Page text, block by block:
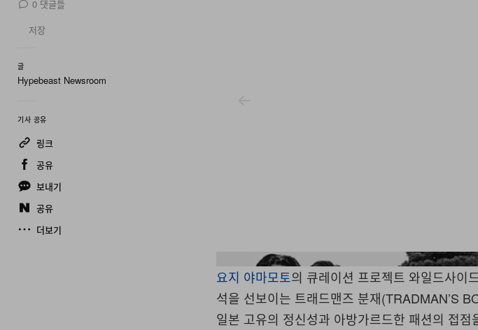
0 댓글들
저장
글
Hypebeast Newsroom
기사 공유
링크
공유
보내기
공유
더보기
요지 야마모토의 큐레이션 프로젝트 와일드사이
석을 선보이는 트래드맨즈 분재(TRADMAN’S
일본 고유의 정신성과 아방가르드한 패션의 접